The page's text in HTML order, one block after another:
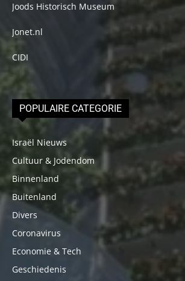
Joods Historisch Museum
Jonet.nl
CIDI
POPULAIRE CATEGORIE
Israël Nieuws
Cultuur & Jodendom
Binnenland
Buitenland
Divers
Coronavirus
Economie & Tech
Geschiedenis